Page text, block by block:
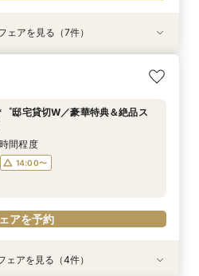
」はそのまま◎】無駄を省いた”最
フェア
＆ファミリー婚に》個室もOK！安
★*60分見学】緑溢れる貸切邸宅を
OK！
緒に♪》広大な敷地を貸切＆憧れ挙
典
フェア】お気軽zoom相談会◇*
14:00〜
ディング限定♪】一軒家を貸切見学×
◎
！》バスプレゼント&親御様も試
◎
14:00〜
ェアを見る（7件）
邸宅貸切W／豪華特典＆絶品ス
間程度
14:00〜
アを予約
ェアを見る（4件）